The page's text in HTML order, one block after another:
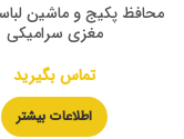
محافظ پکیج و ماشین
مغزی سرامیکی
تماس بگیرید
اطلاعات بیشتر